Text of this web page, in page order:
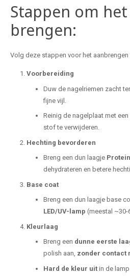
Stappen om
brengen:
Volg deze stappen voor het aanbrengen
Voorbereiding
Duw de nagelriemen zacht
fijne vijl.
Reinig de nagelplaat met
stof te verwijderen.
Hechting bevorderen
Breng een dun laagje
dehydrateren en betere
Base coat
Breng een dun laagje base
LED/UV-lamp (meestal ~30-
Kleurlaag
Breng een dunne eerste
polish aan, zonder contact
Hard de kleur uitin de lamp